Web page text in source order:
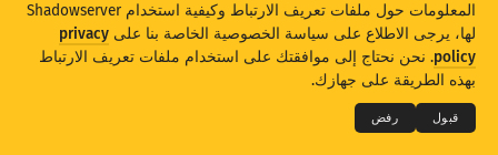
تنزيل بتنسيق PNG
© 2026
THE SHADOWSERVER FOUNDATION
الخصوصية والشروط
الاتصال بنا الاعتمادات
المعلومات حول ملفات تعريف الارتباط وكيفية استخدام Shadowserver
لها، يرجى الاطلاع على سياسة الخصوصية الخاصة بنا على privacy
policy. نحن نحتاج إلى موافقتك على استخدام ملفات تعريف الارتباط
بهذه الطريقة على جهازك.
قبول رفض